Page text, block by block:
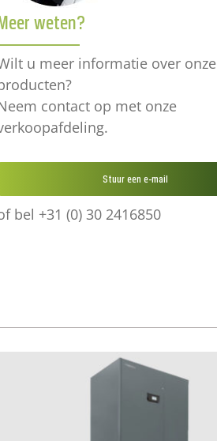
weten?
u meer informatie over onze
contact op met onze
Stuur een e-mail
bel +31 (0) 30 2416850